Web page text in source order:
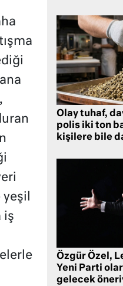
iş
Olay tuhaf,
polis iki ton
kişilere bile
Özgür Özel,
Yeni Parti
gelecek